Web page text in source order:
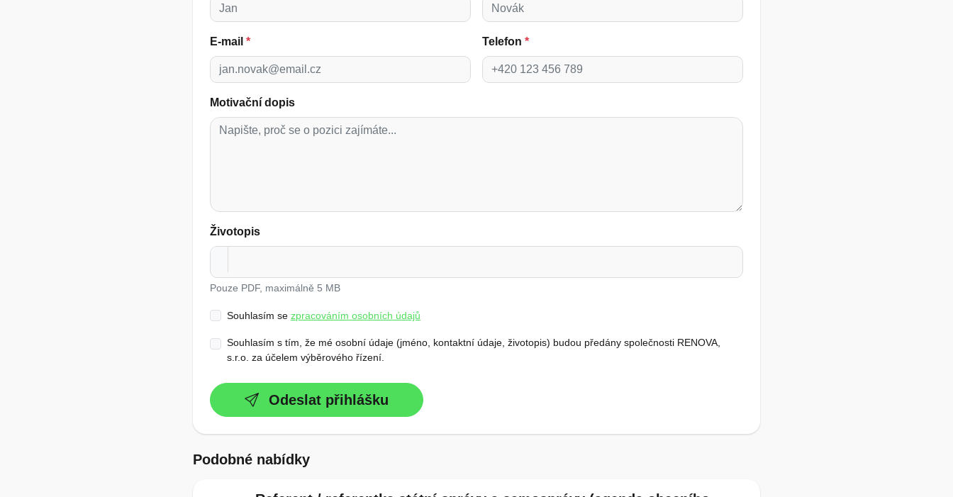
E-mail * Telefon *
Motivační dopis
Životopis
Pouze PDF, maximálně 5 MB
Souhlasím se zpracováním osobních údajů
Souhlasím s tím, že mé osobní údaje (jméno, kontaktní údaje, životopis) budou předány společnosti RENOVA,
s.r.o. za účelem výběrového řízení.
Odeslat přihlášku
Podobné nabídky